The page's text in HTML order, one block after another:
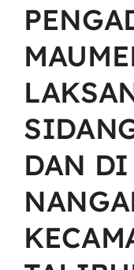
Informasi Umum
Kesekretariatan
Layanan Publik
Publikasi
DAN DI